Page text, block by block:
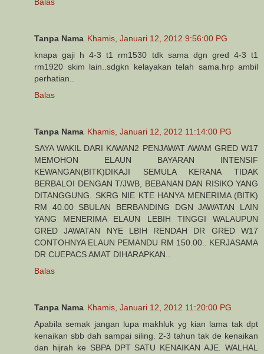
Tanpa Nama Khamis, Januari 12, 2012 9:56:00 PG
knapa gaji h 4-3 t1 rm1530 tdk sama dgn gred 4-3 t1
rm1920 skim lain..sdgkn kelayakan telah sama.hrp ambil
perhatian..
Balas
Tanpa Nama Khamis, Januari 12, 2012 11:14:00 PG
SAYA WAKIL DARI KAWAN2 PENJAWAT AWAM GRED W17
MEMOHON ELAUN BAYARAN INTENSIF
KEWANGAN(BITK)DIKAJI SEMULA KERANA TIDAK
BERBALOI DENGAN T/JWB, BEBANAN DAN RISIKO YANG
DITANGGUNG. SKRG NIE KTE HANYA MENERIMA (BITK)
RM 40.00 SBULAN BERBANDING DGN JAWATAN LAIN
YANG MENERIMA ELAUN LEBIH TINGGI WALAUPUN
GRED JAWATAN NYE LBIH RENDAH DR GRED W17
CONTOHNYA ELAUN PEMANDU RM 150.00.. KERJASAMA
DR CUEPACS AMAT DIHARAPKAN..
Balas
Tanpa Nama Khamis, Januari 12, 2012 11:20:00 PG
Apabila semak jangan lupa makhluk yg kian lama tak dpt
kenaikan sbb dah sampai siling. 2-3 tahun tak de kenaikan
dan hijrah ke SBPA DPT SATU KENAIKAN AJE. WALHAL